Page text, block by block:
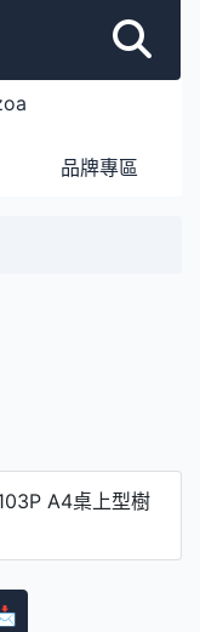
品牌專區
A4桌上型樹